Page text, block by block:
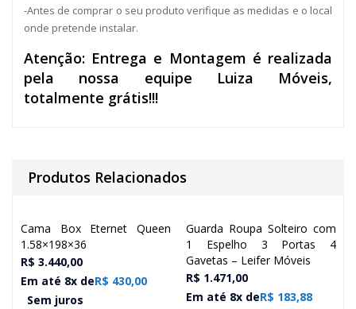
-Antes de comprar o seu produto verifique as medidas e o local
onde pretende instalar.
Atenção: Entrega e Montagem é realizada
pela nossa equipe Luiza Móveis,
totalmente grátis!!!
Produtos Relacionados
Cama Box Eternet Queen
1.58×198×36
R$ 3.440,00
Em até 8x deR$ 430,00
Sem juros
Guarda Roupa Solteiro com
1 Espelho 3 Portas 4
Gavetas – Leifer Móveis
R$ 1.471,00
Em até 8x deR$ 183,88